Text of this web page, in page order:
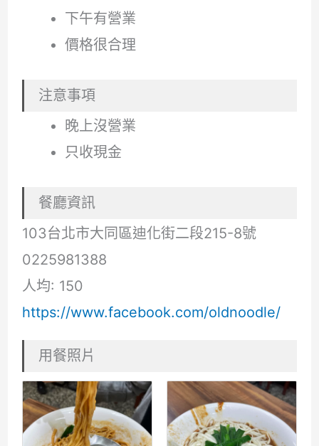
下午有營業
價格很合理
注意事項
晚上沒營業
只收現金
餐廳資訊
103台北市大同區迪化街二段215-8號
0225981388
人均: 150
https://www.facebook.com/oldnoodle/
用餐照片